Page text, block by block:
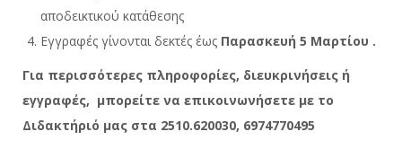
αποδεικτικού κατάθεσης
Εγγραφές γίνονται δεκτές έως Παρασκευή 5 Μαρτίου .
Για περισσότερες πληροφορίες, διευκρινήσεις ή
εγγραφές, μπορείτε να επικοινωνήσετε με το
Διδακτήριό μας στα 2510.620030, 6974770495